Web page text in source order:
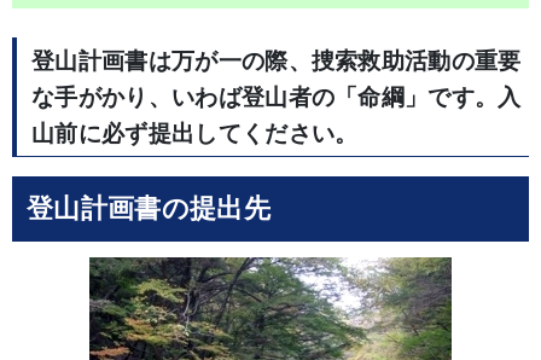
登山計画書は万が一の際、捜索救助活動の重要
な手がかり、いわば登山者の「命綱」です。入
山前に必ず提出してください。
登山計画書の提出先